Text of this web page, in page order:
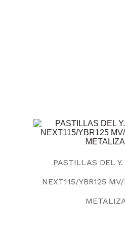
PASTILLAS DEL Y.
NEXT115/YBR125